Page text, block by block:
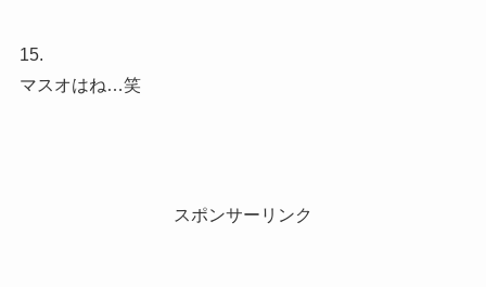
15.
マスオはね…笑
スポンサーリンク